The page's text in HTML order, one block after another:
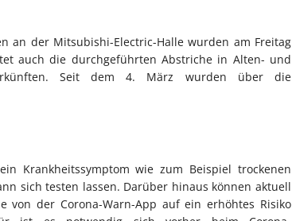
an der Mitsubishi-Electric-Halle wurden am Freitag
auch die durchgeführten Abstriche in Alten- und
Seit dem 4. März wurden über die
Krankheitssymptom wie zum Beispiel trockenen
sich testen lassen. Darüber hinaus können aktuell
von der Corona-Warn-App auf ein erhöhtes Risiko